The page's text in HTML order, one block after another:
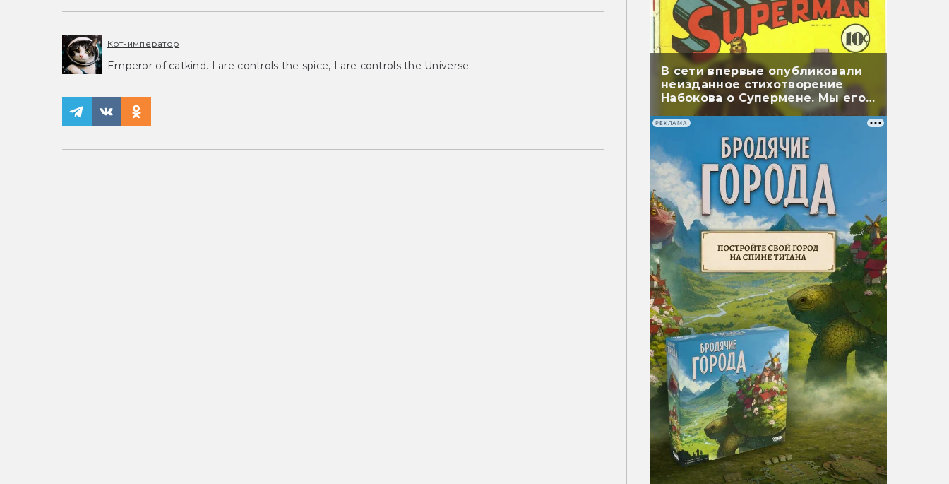
Кот-император
Emperor of catkind. I are controls the spice, I are controls the Universe.
В сети впервые опубликовали
неизданное стихотворение
Набокова о Супермене. Мы его
перевели
РЕКЛАМА